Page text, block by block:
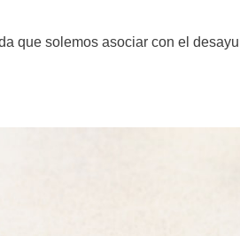
que solemos asociar con el